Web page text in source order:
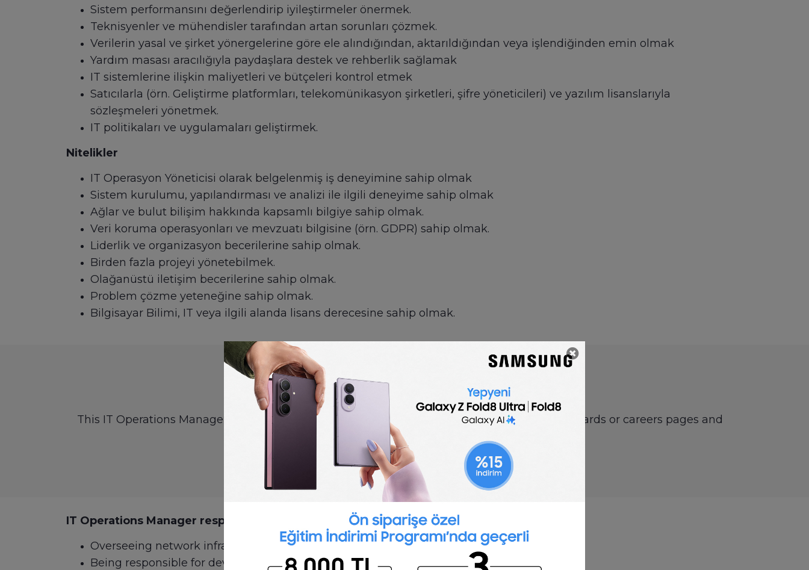
Sistem performansını değerlendirip iyileştirmeler önermek.
Teknisyenler ve mühendisler tarafından artan sorunları çözmek.
Verilerin yasal ve şirket yönergelerine göre ele alındığından, aktarıldığından veya işlendiğinden emin olmak
Yardım masası aracılığıyla paydaşlara destek ve rehberlik sağlamak
IT sistemlerine ilişkin maliyetleri ve bütçeleri kontrol etmek
Satıcılarla (örn. Geliştirme platformları, telekomünikasyon şirketleri, şifre yöneticileri) ve yazılım lisanslarıyla
sözleşmeleri yönetmek.
IT politikaları ve uygulamaları geliştirmek.
Nitelikler
IT Operasyon Yöneticisi olarak belgelenmiş iş deneyimine sahip olmak
Sistem kurulumu, yapılandırması ve analizi ile ilgili deneyime sahip olmak
Ağlar ve bulut bilişim hakkında kapsamlı bilgiye sahip olmak.
Veri koruma operasyonları ve mevzuatı bilgisine (örn. GDPR) sahip olmak.
Liderlik ve organizasyon becerilerine sahip olmak.
Birden fazla projeyi yönetebilmek.
Olağanüstü iletişim becerilerine sahip olmak.
Problem çözme yeteneğine sahip olmak.
Bilgisayar Bilimi, IT veya ilgili alanda lisans derecesine sahip olmak.
IT Operations Manager job description
This IT Operations Manager job description template is optimized for posting to online job boards or careers pages and
easy to customize for your company.
Post a job for free
IT Operations Manager responsibilities include:
Overseeing network infrastructure and systems functionality
Being responsible for device and password management